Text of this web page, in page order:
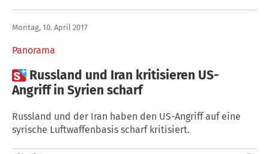
Panorama
Montag, 10. April 2017
 Russland und Iran kritisieren US-
Angriff in Syrien scharf
Russland und der Iran haben den US-Angriff auf eine
syrische Luftwaffenbasis scharf kritisiert.